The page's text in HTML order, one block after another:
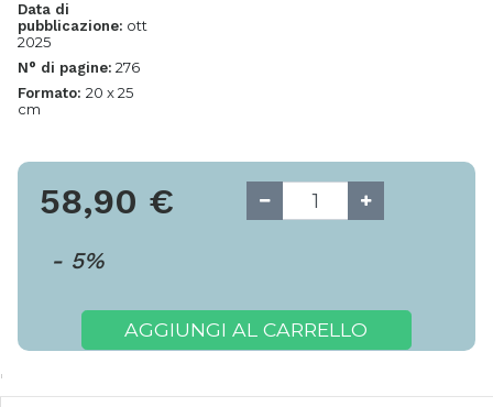
Data di
pubblicazione: ott
2025
N° di pagine: 276
Formato: 20 x 25
cm
58,90 €
- 5%
AGGIUNGI AL CARRELLO